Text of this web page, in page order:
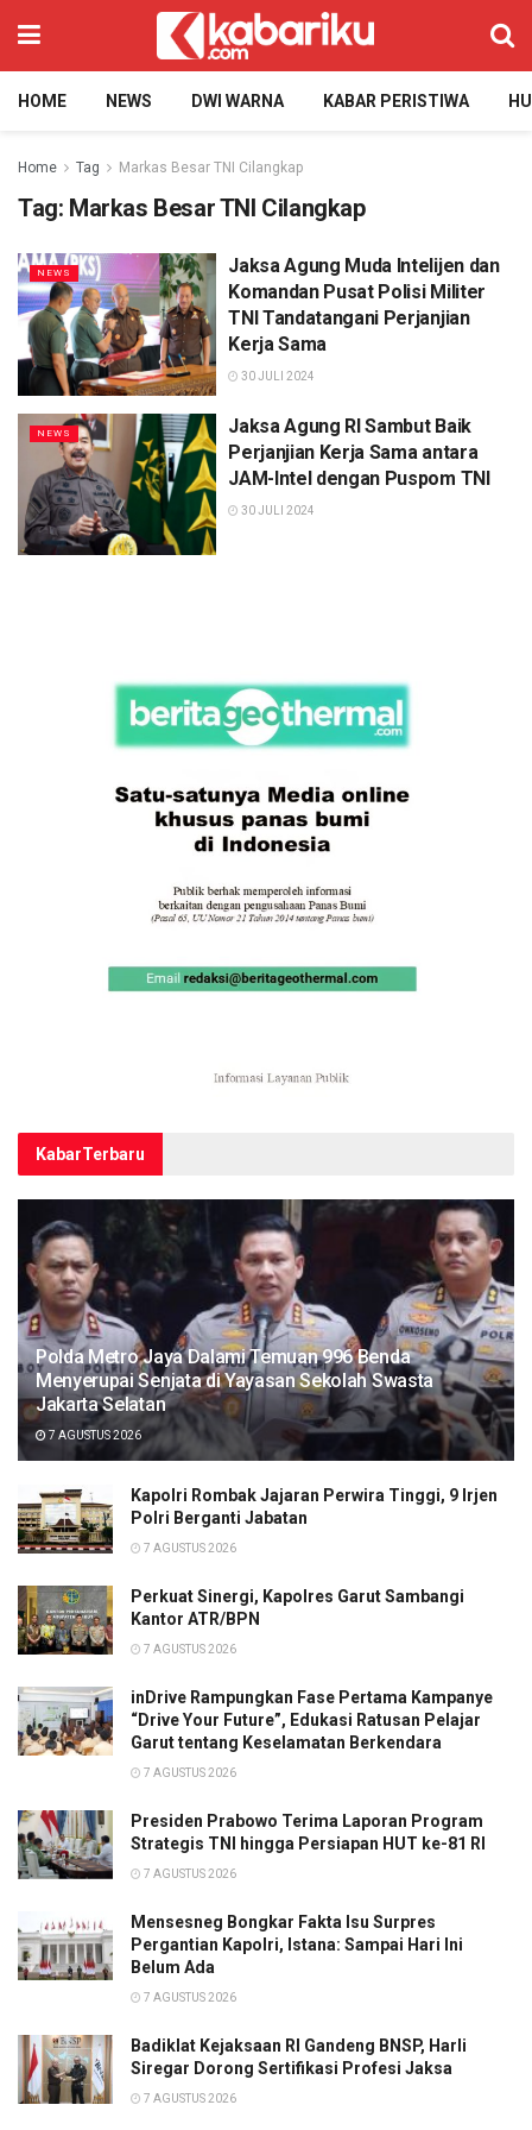
HOME NEWS DWI WARNA KABAR PERISTIWA
Home Tag Markas Besar TNI Cilangkap
Tag: Markas Besar TNI Cilangkap
NEWS
Jaksa Agung Muda Intelijen dan
Komandan Pusat Polisi Militer
TNI Tandatangani Perjanjian
Kerja Sama
30 JULI 2024
NEWS
Jaksa Agung RI Sambut Baik
Perjanjian Kerja Sama antara
JAM-Intel dengan Puspom TNI
30 JULI 2024
KabarTerbaru
Polda Metro Jaya Dalami Temuan 996 Benda
Menyerupai Senjata di Yayasan Sekolah Swasta
Jakarta Selatan
7 AGUSTUS 2026
Kapolri Rombak Jajaran Perwira Tinggi, 9 Irjen
Polri Berganti Jabatan
7 AGUSTUS 2026
Perkuat Sinergi, Kapolres Garut Sambangi
Kantor ATR/BPN
7 AGUSTUS 2026
inDrive Rampungkan Fase Pertama Kampanye
“Drive Your Future”, Edukasi Ratusan Pelajar
Garut tentang Keselamatan Berkendara
7 AGUSTUS 2026
Presiden Prabowo Terima Laporan Program
Strategis TNI hingga Persiapan HUT ke-81 RI
7 AGUSTUS 2026
Mensesneg Bongkar Fakta Isu Surpres
Pergantian Kapolri, Istana: Sampai Hari Ini
Belum Ada
7 AGUSTUS 2026
Badiklat Kejaksaan RI Gandeng BNSP, Harli
Siregar Dorong Sertifikasi Profesi Jaksa
7 AGUSTUS 2026